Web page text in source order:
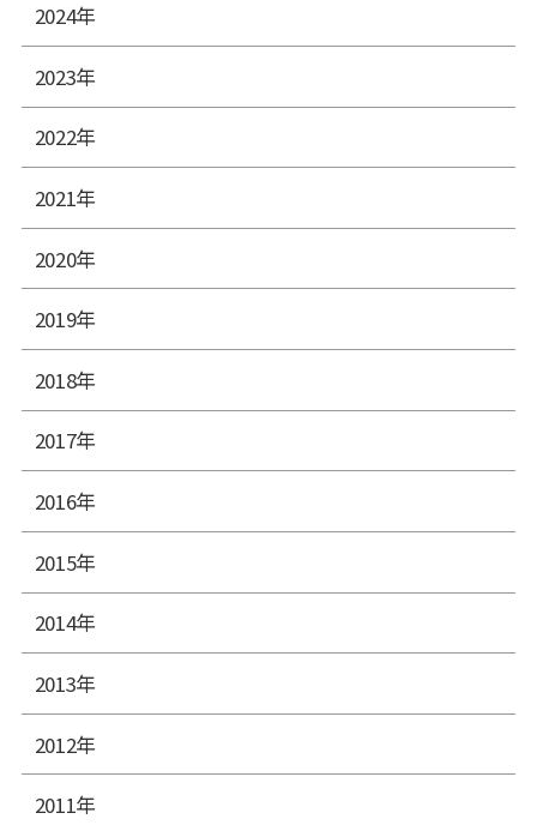
2024年
2023年
2022年
2021年
2020年
2019年
2018年
2017年
2016年
2015年
2014年
2013年
2012年
2011年